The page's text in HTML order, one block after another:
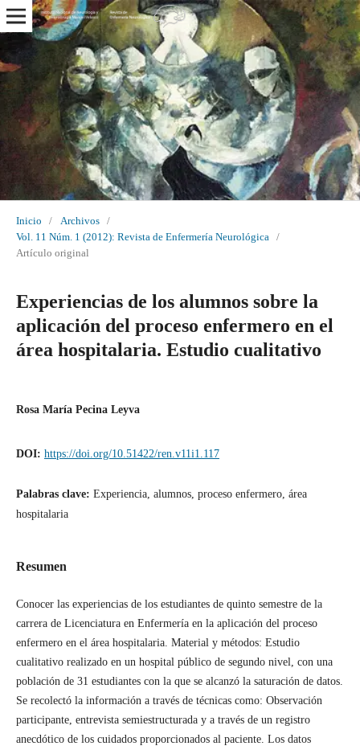
Inicio / Archivos
/
Vol. 11 Núm. 1 (2012): Revista de Enfermería Neurológica
/
Artículo original
Experiencias de los alumnos sobre la
aplicación del proceso enfermero en el
área hospitalaria. Estudio cualitativo
Rosa María Pecina Leyva
DOI: https://doi.org/10.51422/ren.v11i1.117
Palabras clave: Experiencia, alumnos, proceso enfermero, área
hospitalaria
Resumen
Conocer las experiencias de los estudiantes de quinto semestre de la
carrera de Licenciatura en Enfermería en la aplicación del proceso
enfermero en el área hospitalaria. Material y métodos: Estudio
cualitativo realizado en un hospital público de segundo nivel, con una
población de 31 estudiantes con la que se alcanzó la saturación de datos.
Se recolectó la información a través de técnicas como: Observación
participante, entrevista semiestructurada y a través de un registro
anecdótico de los cuidados proporcionados al paciente. Los datos